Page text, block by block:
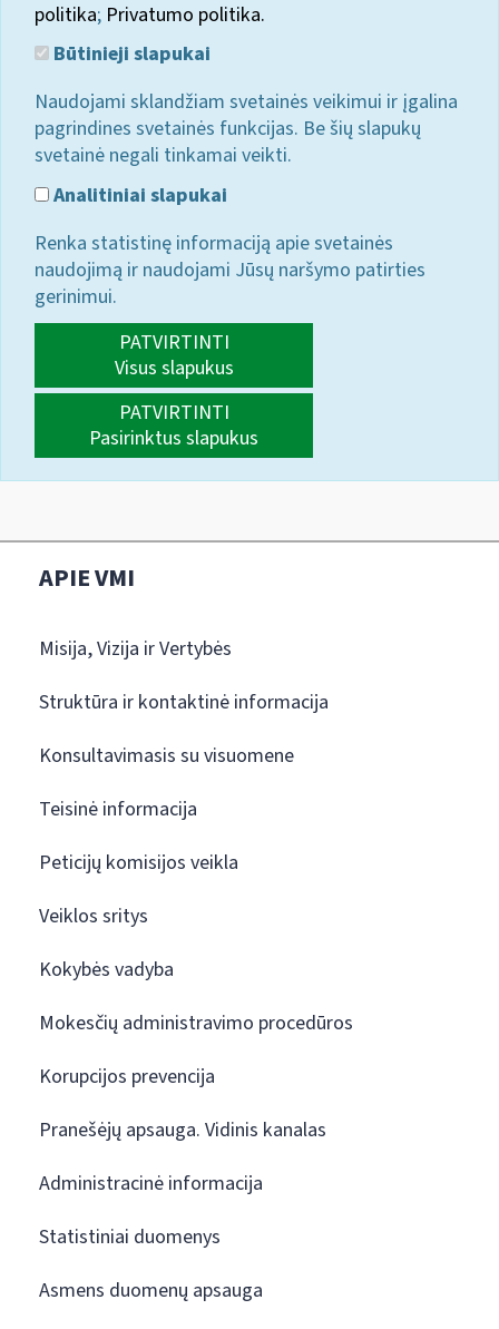
politika; Privatumo politika.
Būtinieji slapukai
Naudojami sklandžiam svetainės veikimui ir įgalina
pagrindines svetainės funkcijas. Be šių slapukų
svetainė negali tinkamai veikti.
Analitiniai slapukai
Renka statistinę informaciją apie svetainės
naudojimą ir naudojami Jūsų naršymo patirties
gerinimui.
PATVIRTINTI
Visus slapukus
PATVIRTINTI
Pasirinktus slapukus
APIE VMI
Misija, Vizija ir Vertybės
Struktūra ir kontaktinė informacija
Konsultavimasis su visuomene
Teisinė informacija
Peticijų komisijos veikla
Veiklos sritys
Kokybės vadyba
Mokesčių administravimo procedūros
Korupcijos prevencija
Pranešėjų apsauga. Vidinis kanalas
Administracinė informacija
Statistiniai duomenys
Asmens duomenų apsauga